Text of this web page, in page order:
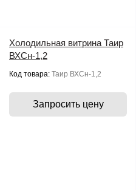
Холодильная витрина Таир
ВХСн-1,2
Код товара: Таир ВХСн-1,2
Запросить цену